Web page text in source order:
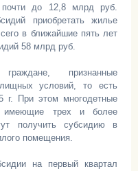
почти до 12,8 млрд руб.
приобретать жилье
в ближайшие пять лет
58 млрд руб.
признанные
условий, то есть
г. При этом многодетные
трех и более
получить субсидию в
помещения.
на первый квартал